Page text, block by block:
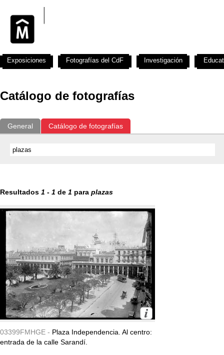
Catálogo de fotografías
General Catálogo de fotografías
Resultados 1 - 1 de 1 para plazas
03399FMHGE - Plaza Independencia. Al centro:
entrada de la calle Sarandí.
Exposiciones Fotografías del CdF Investigación